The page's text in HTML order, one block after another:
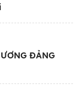
ĐẢNG